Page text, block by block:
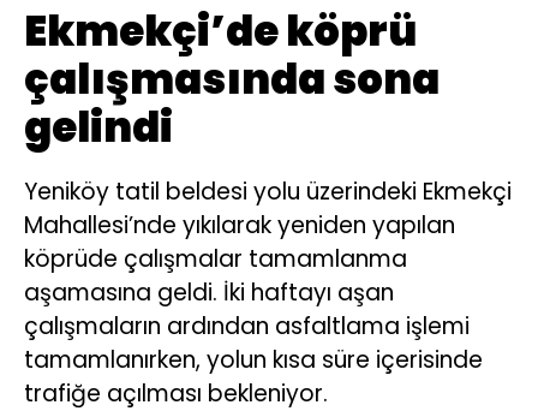
Ekmekçi’de köprü
çalışmasında sona
gelindi
Yeniköy tatil beldesi yolu üzerindeki Ekmekçi
Mahallesi’nde yıkılarak yeniden yapılan
köprüde çalışmalar tamamlanma
aşamasına geldi. İki haftayı aşan
çalışmaların ardından asfaltlama işlemi
tamamlanırken, yolun kısa süre içerisinde
trafiğe açılması bekleniyor.